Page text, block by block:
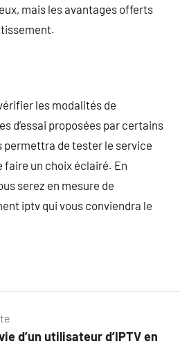
mais les avantages offerts
les modalités de
d’essai proposées par certains
permettra de tester le service
faire un choix éclairé. En
serez en mesure de
iptv qui vous conviendra le
d’un utilisateur d’IPTV en